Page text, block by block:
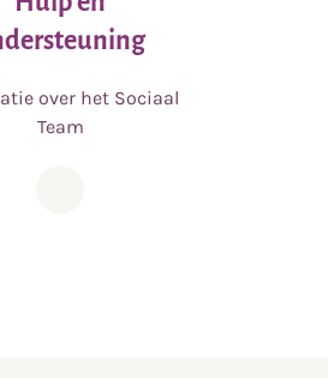
over het Sociaal
Team